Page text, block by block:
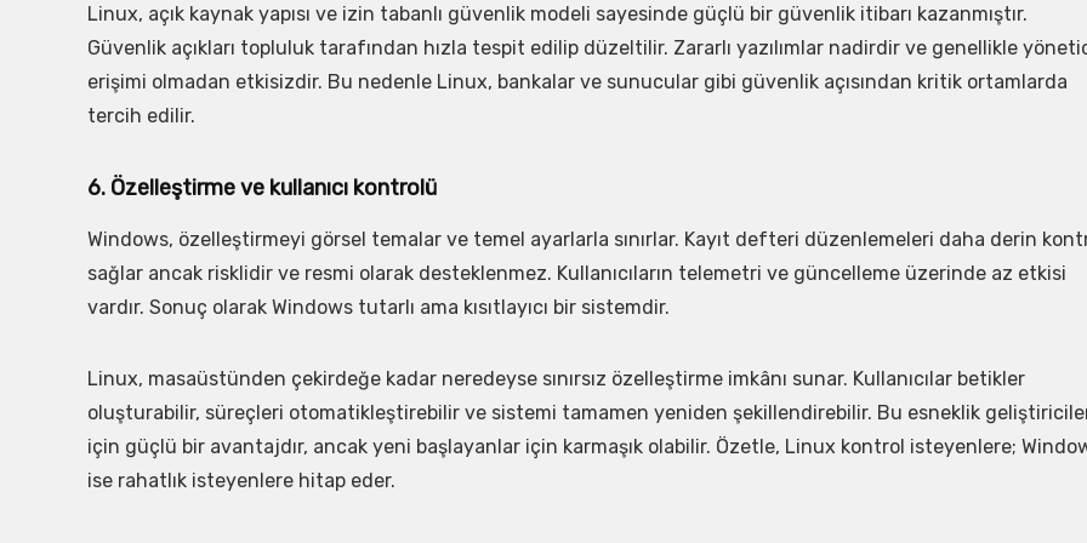
Linux, açık kaynak yapısı ve izin tabanlı güvenlik modeli sayesinde güçlü bir güvenlik itibarı kazanmıştır.
Güvenlik açıkları topluluk tarafından hızla tespit edilip düzeltilir. Zararlı yazılımlar nadirdir ve genellikle
erişimi olmadan etkisizdir. Bu nedenle Linux, bankalar ve sunucular gibi güvenlik açısından kritik ortamlarda
tercih edilir.
6. Özelleştirme ve kullanıcı kontrolü
Windows, özelleştirmeyi görsel temalar ve temel ayarlarla sınırlar. Kayıt defteri düzenlemeleri daha derin
sağlar ancak risklidir ve resmi olarak desteklenmez. Kullanıcıların telemetri ve güncelleme üzerinde az etkisi
vardır. Sonuç olarak Windows tutarlı ama kısıtlayıcı bir sistemdir.
Linux, masaüstünden çekirdeğe kadar neredeyse sınırsız özelleştirme imkânı sunar. Kullanıcılar betikler
oluşturabilir, süreçleri otomatikleştirebilir ve sistemi tamamen yeniden şekillendirebilir. Bu esneklik
için güçlü bir avantajdır, ancak yeni başlayanlar için karmaşık olabilir. Özetle, Linux kontrol isteyenlere;
ise rahatlık isteyenlere hitap eder.